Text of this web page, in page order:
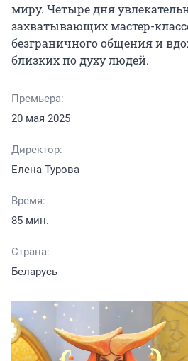
миру. Четыре дня
захватывающих мастер-
безграничного общения и
близких по духу людей.
Премьера:
20 мая 2025
Директор:
Елена Турова
Время:
85 мин.
Страна:
Беларусь